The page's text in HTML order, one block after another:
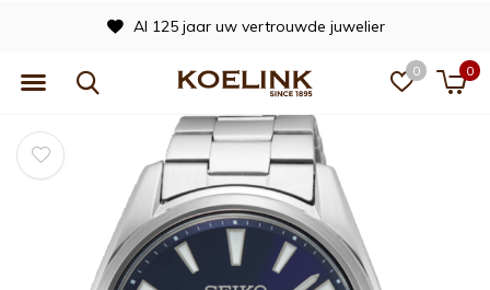
0 0
Al 125 jaar uw vertrouwde juwelier